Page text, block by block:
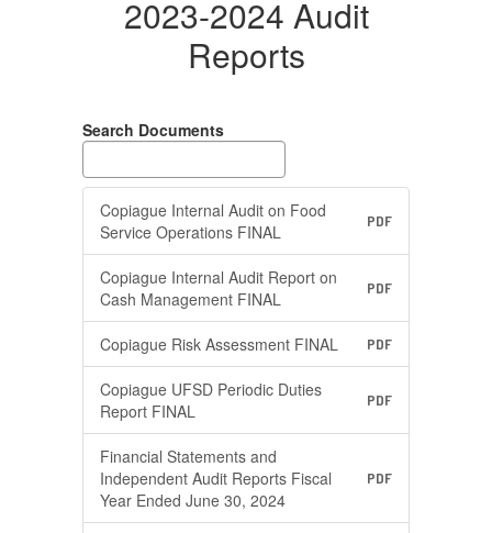
2023-2024 Audit
Reports
Search Documents
Copiague Internal Audit on Food
Service Operations FINAL
PDF
Copiague Internal Audit Report on
Cash Management FINAL
PDF
Copiague Risk Assessment FINAL PDF
Copiague UFSD Periodic Duties
Report FINAL
PDF
Financial Statements and
Independent Audit Reports Fiscal
Year Ended June 30, 2024
PDF